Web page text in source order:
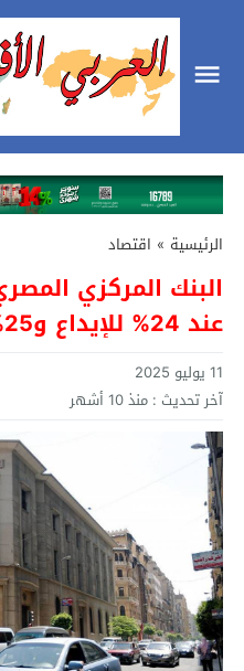
الرئيسية » اقتصاد
البنك المركزي
عند 24% للإيداع و25% للإقراض
11 يوليو 2025
آخر تحديث : منذ 10 أشهر